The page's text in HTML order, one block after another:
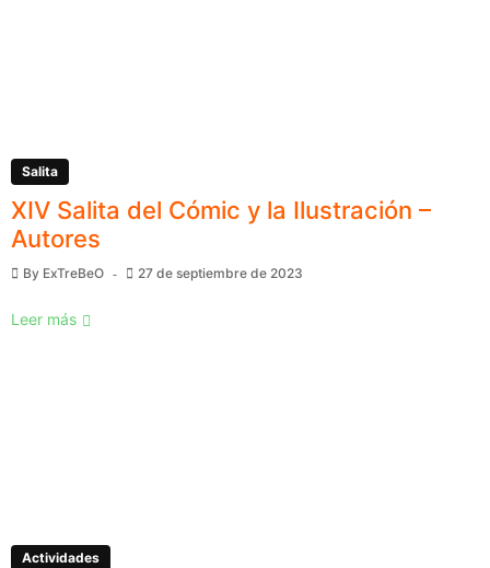
Salita
XIV Salita del Cómic y la Ilustración –
Autores
By ExTreBeO 27 de septiembre de 2023
Leer más
Actividades